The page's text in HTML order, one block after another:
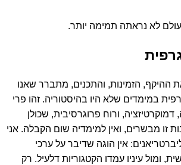
לא נראתה תמימה יותר.
ההיקף, הזמינות, והתכנים, מתברר שאנו
במימדים שלא היו בהיסטוריה. זהו פרי
דמוקרטיזציה, ורוח פרוגרסיבית, שכולן
זו מבשרים, ואין למימדיה שום הקבלה. אני
אין הוגה שדיבר על ערכי
ומול עיניו עמדו הקטגוריות דלעיל. רק